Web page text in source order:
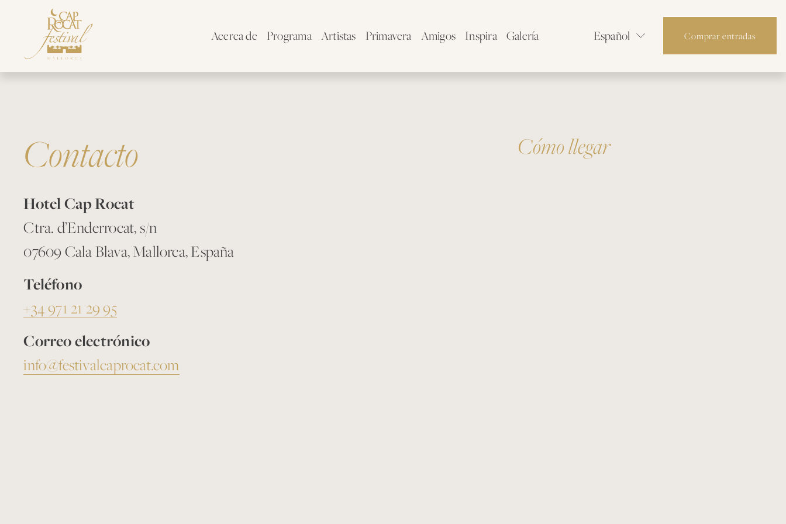
Acerca de Programa Artistas Primavera Amigos Inspira Galería Español Comprar entradas
Contacto
Hotel Cap Rocat
Ctra. d’Enderrocat, s/n
07609 Cala Blava, Mallorca, España
Teléfono
+34 971 21 29 95
Correo electrónico
info@festivalcaprocat.com
Cómo llegar